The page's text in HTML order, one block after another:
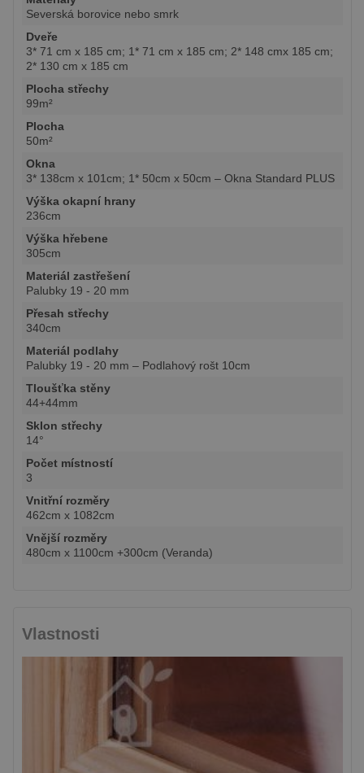
Severská borovice nebo smrk
Dveře
3* 71 cm x 185 cm; 1* 71 cm x 185 cm; 2* 148 cmx 185 cm;
2* 130 cm x 185 cm
Plocha střechy
99m²
Plocha
50m²
Okna
3* 138cm x 101cm; 1* 50cm x 50cm – Okna Standard PLUS
Výška okapní hrany
236cm
Výška hřebene
305cm
Materiál zastřešení
Palubky 19 - 20 mm
Přesah střechy
340cm
Materiál podlahy
Palubky 19 - 20 mm – Podlahový rošt 10cm
Tloušťka stěny
44+44mm
Sklon střechy
14°
Počet místností
3
Vnitřní rozměry
462cm x 1082cm
Vnější rozměry
480cm x 1100cm +300cm (Veranda)
Vlastnosti